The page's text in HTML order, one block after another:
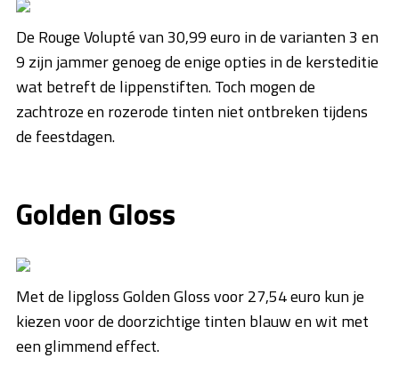
De Rouge Volupté van 30,99 euro in de varianten 3 en
9 zijn jammer genoeg de enige opties in de kersteditie
wat betreft de lippenstiften. Toch mogen de
zachtroze en rozerode tinten niet ontbreken tijdens
de feestdagen.
Golden Gloss
Met de lipgloss Golden Gloss voor 27,54 euro kun je
kiezen voor de doorzichtige tinten blauw en wit met
een glimmend effect.